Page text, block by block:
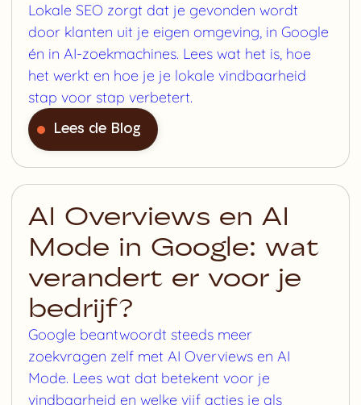
Lokale SEO zorgt dat je gevonden wordt
door klanten uit je eigen omgeving, in Google
én in AI-zoekmachines. Lees wat het is, hoe
het werkt en hoe je je lokale vindbaarheid
stap voor stap verbetert.
Lees de Blog
AI Overviews en AI
Mode in Google: wat
verandert er voor je
bedrijf?
Google beantwoordt steeds meer
zoekvragen zelf met AI Overviews en AI
Mode. Lees wat dat betekent voor je
vindbaarheid en welke vijf acties je als